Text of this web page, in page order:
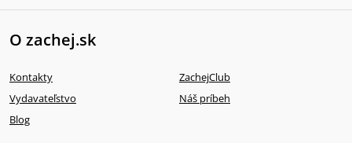
O zachej.sk
Kontakty
ZachejClub
Vydavateľstvo
Náš príbeh
Blog